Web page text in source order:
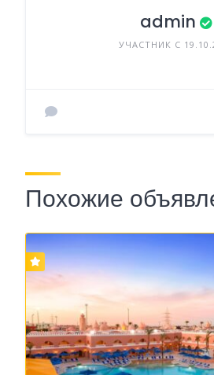
admin
УЧАСТНИК С
Похожие